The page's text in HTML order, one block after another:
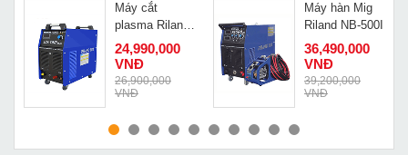
MUA NGAY
Máy cắt
plasma Riland
cao cấp LGK-
100I
24,990,000
VNĐ
26,900,000
VNĐ
MUA NGAY
Máy hàn Mig
Riland NB-500I
36,490,000
VNĐ
39,200,000
VNĐ